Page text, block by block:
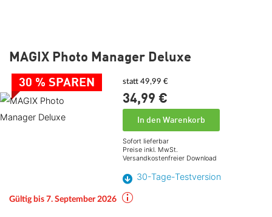
MAGIX Photo Manager Deluxe
30 % SPAREN statt 49,99 €
34,99 €
In den Warenkorb
Sofort lieferbar
Preise inkl. MwSt.
Versandkostenfreier Download
30-Tage-Testversion
Gültig bis 7. September 2026